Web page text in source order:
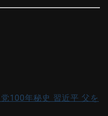
100年秘史 習近平 父を